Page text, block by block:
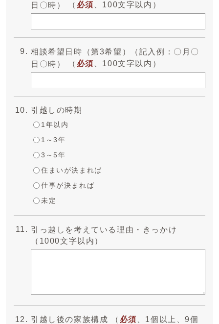
日〇時）
（ 必須 、100文字以内）
相談希望日時（第3希望）（記入例：〇月〇
日〇時）
（ 必須 、100文字以内）
引越しの時期
1年以内
1～3年
3～5年
住まいが決まれば
仕事が決まれば
未定
引っ越しを考えている理由・きっかけ
（1000文字以内）
引越し後の家族構成 （ 必須
、1個以上、9個